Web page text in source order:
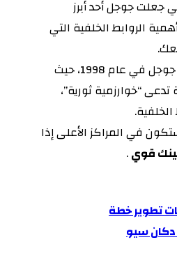
جعلت جوجل أحد أبرز
الروابط الخلفية التي
بدأ هذا الاهتمام منذ إطلاق جوجل في عام 1998، حيث
“خوارزمية ثورية”،
في المراكز الأعلى إذا
قوي.
تطوير خطة
دكان سيو